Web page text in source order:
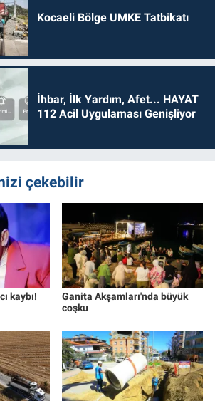
Kocaeli Bölge UMKE Tatbikatı
İhbar, İlk Yardım, Afet... HAYAT
112 Acil Uygulaması Genişliyor
çekebilir
kaybı!
Ganita Akşamları'nda büyük
coşku